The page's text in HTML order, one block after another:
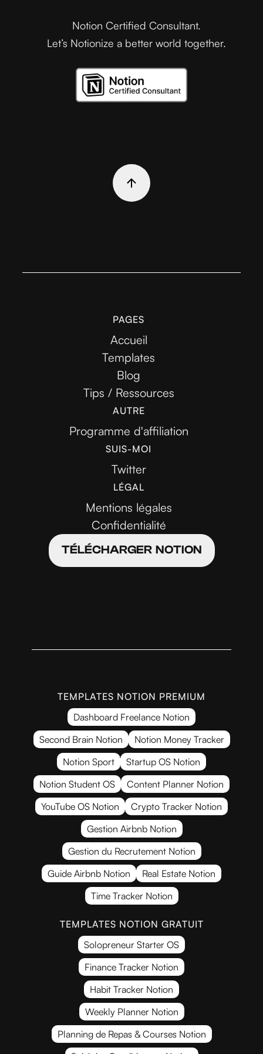
Notion Certified Consultant.
Let’s Notionize a better world together.
PAGES
Accueil
Templates
Blog
Tips / Ressources
AUTRE
Programme d'affiliation
SUIS-MOI
Twitter
LÉGAL
Mentions légales
Confidentialité
TÉLÉCHARGER NOTION
TEMPLATES NOTION PREMIUM
Dashboard Freelance Notion
Second Brain Notion
Notion Money Tracker
Notion Sport
Startup OS Notion
Notion Student OS
Content Planner Notion
YouTube OS Notion
Crypto Tracker Notion
Gestion Airbnb Notion
Gestion du Recrutement Notion
Guide Airbnb Notion
Real Estate Notion
Time Tracker Notion
TEMPLATES NOTION GRATUIT
Solopreneur Starter OS
Finance Tracker Notion
Habit Tracker Notion
Weekly Planner Notion
Planning de Repas & Courses Notion